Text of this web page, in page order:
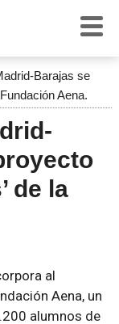
Barajas se
Aena.
de la
al
Aena, un
alumnos de